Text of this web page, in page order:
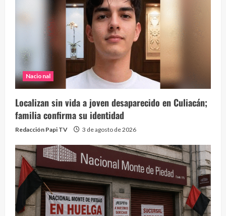
Nacional
Localizan sin vida a joven desaparecido en Culiacán;
familia confirma su identidad
Redacción Papi TV 3 de agosto de 2026